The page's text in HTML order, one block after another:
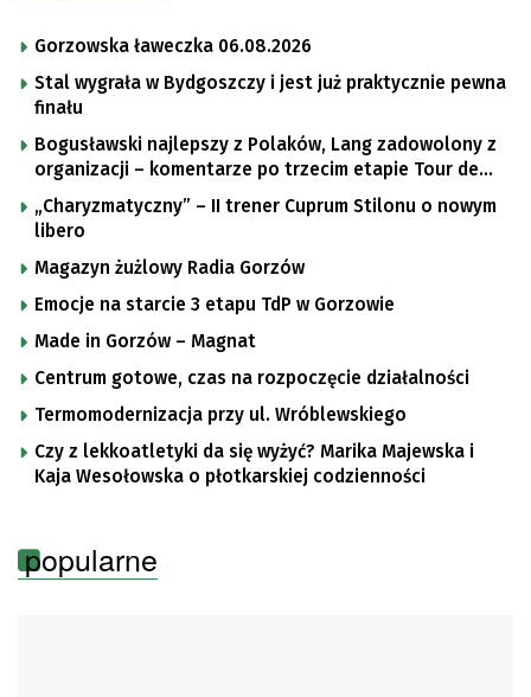
Gorzowska ławeczka 06.08.2026
Stal wygrała w Bydgoszczy i jest już praktycznie pewna
finału
Bogusławski najlepszy z Polaków, Lang zadowolony z
organizacji – komentarze po trzecim etapie Tour de
Pologne
„Charyzmatyczny” – II trener Cuprum Stilonu o nowym
libero
Magazyn żużlowy Radia Gorzów
Emocje na starcie 3 etapu TdP w Gorzowie
Made in Gorzów – Magnat
Centrum gotowe, czas na rozpoczęcie działalności
Termomodernizacja przy ul. Wróblewskiego
Czy z lekkoatletyki da się wyżyć? Marika Majewska i
Kaja Wesołowska o płotkarskiej codzienności
popularne